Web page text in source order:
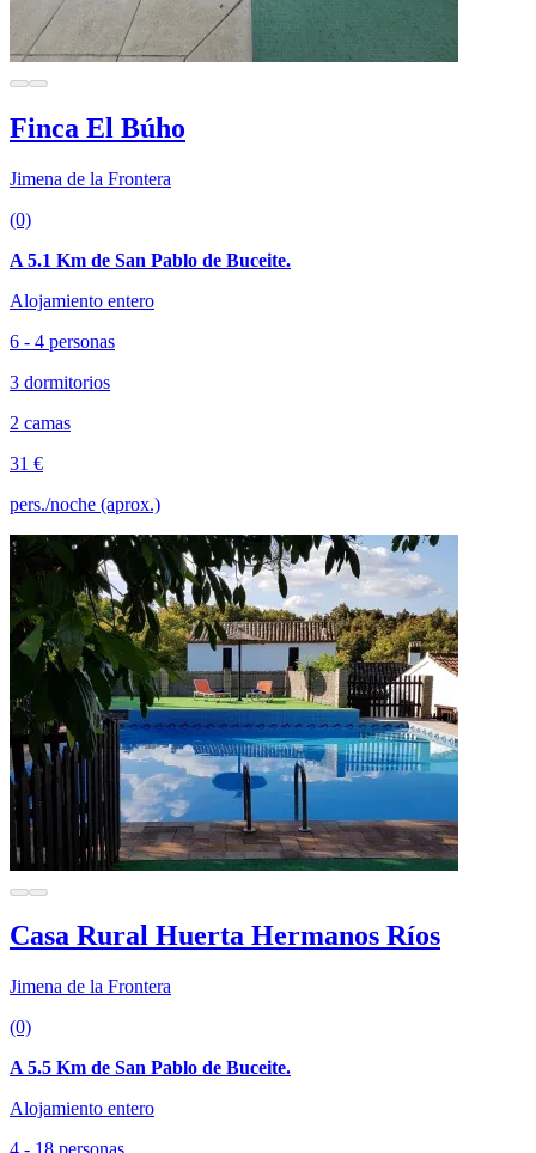
Finca El Búho
Jimena de la Frontera
(0)
A 5.1 Km de San Pablo de Buceite.
Alojamiento entero
6 - 4 personas
3 dormitorios
2 camas
31 €
pers./noche (aprox.)
Casa Rural Huerta Hermanos Ríos
Jimena de la Frontera
(0)
A 5.5 Km de San Pablo de Buceite.
Alojamiento entero